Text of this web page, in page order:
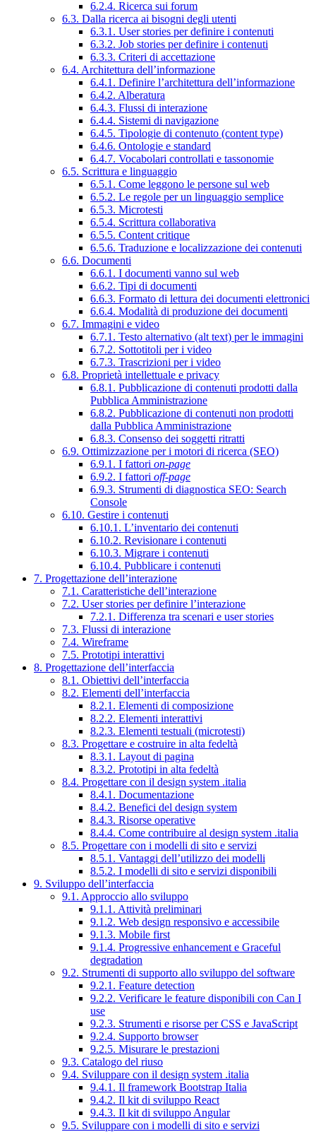
6.2.4. Ricerca sui forum
6.3. Dalla ricerca ai bisogni degli utenti
6.3.1. User stories per definire i contenuti
6.3.2. Job stories per definire i contenuti
6.3.3. Criteri di accettazione
6.4. Architettura dell’informazione
6.4.1. Definire l’architettura dell’informazione
6.4.2. Alberatura
6.4.3. Flussi di interazione
6.4.4. Sistemi di navigazione
6.4.5. Tipologie di contenuto (content type)
6.4.6. Ontologie e standard
6.4.7. Vocabolari controllati e tassonomie
6.5. Scrittura e linguaggio
6.5.1. Come leggono le persone sul web
6.5.2. Le regole per un linguaggio semplice
6.5.3. Microtesti
6.5.4. Scrittura collaborativa
6.5.5. Content critique
6.5.6. Traduzione e localizzazione dei contenuti
6.6. Documenti
6.6.1. I documenti vanno sul web
6.6.2. Tipi di documenti
6.6.3. Formato di lettura dei documenti elettronici
6.6.4. Modalità di produzione dei documenti
6.7. Immagini e video
6.7.1. Testo alternativo (alt text) per le immagini
6.7.2. Sottotitoli per i video
6.7.3. Trascrizioni per i video
6.8. Proprietà intellettuale e privacy
6.8.1. Pubblicazione di contenuti prodotti dalla
Pubblica Amministrazione
6.8.2. Pubblicazione di contenuti non prodotti
dalla Pubblica Amministrazione
6.8.3. Consenso dei soggetti ritratti
6.9. Ottimizzazione per i motori di ricerca (SEO)
6.9.1. I fattori on-page
6.9.2. I fattori off-page
6.9.3. Strumenti di diagnostica SEO: Search
Console
6.10. Gestire i contenuti
6.10.1. L’inventario dei contenuti
6.10.2. Revisionare i contenuti
6.10.3. Migrare i contenuti
6.10.4. Pubblicare i contenuti
7. Progettazione dell’interazione
7.1. Caratteristiche dell’interazione
7.2. User stories per definire l’interazione
7.2.1. Differenza tra scenari e user stories
7.3. Flussi di interazione
7.4. Wireframe
7.5. Prototipi interattivi
8. Progettazione dell’interfaccia
8.1. Obiettivi dell’interfaccia
8.2. Elementi dell’interfaccia
8.2.1. Elementi di composizione
8.2.2. Elementi interattivi
8.2.3. Elementi testuali (microtesti)
8.3. Progettare e costruire in alta fedeltà
8.3.1. Layout di pagina
8.3.2. Prototipi in alta fedeltà
8.4. Progettare con il design system .italia
8.4.1. Documentazione
8.4.2. Benefici del design system
8.4.3. Risorse operative
8.4.4. Come contribuire al design system .italia
8.5. Progettare con i modelli di sito e servizi
8.5.1. Vantaggi dell’utilizzo dei modelli
8.5.2. I modelli di sito e servizi disponibili
9. Sviluppo dell’interfaccia
9.1. Approccio allo sviluppo
9.1.1. Attività preliminari
9.1.2. Web design responsivo e accessibile
9.1.3. Mobile first
9.1.4. Progressive enhancement e Graceful
degradation
9.2. Strumenti di supporto allo sviluppo del software
9.2.1. Feature detection
9.2.2. Verificare le feature disponibili con Can I
use
9.2.3. Strumenti e risorse per CSS e JavaScript
9.2.4. Supporto browser
9.2.5. Misurare le prestazioni
9.3. Catalogo del riuso
9.4. Sviluppare con il design system .italia
9.4.1. Il framework Bootstrap Italia
9.4.2. Il kit di sviluppo React
9.4.3. Il kit di sviluppo Angular
9.5. Sviluppare con i modelli di sito e servizi